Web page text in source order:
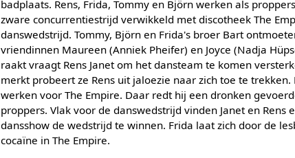
badplaats. Rens, Frida, Tommy en Björn werken als
zware concurrentiestrijd verwikkeld met discotheek The
danswedstrijd. Tommy, Björn en Frida's broer Bart
vriendinnen Maureen (Anniek Pheifer) en Joyce (Nadja
raakt vraagt Rens Janet om het dansteam te komen
merkt probeert ze Rens uit jaloezie naar zich toe te
werken voor The Empire. Daar redt hij een dronken
proppers. Vlak voor de danswedstrijd vinden Janet en
dansshow de wedstrijd te winnen. Frida laat zich door de
cocaïne in The Empire.